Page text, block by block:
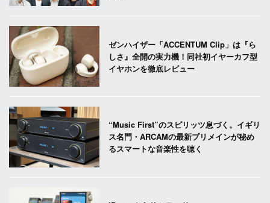
ゼンハイザー「ACCENTUM Clip」は『ら
しさ』全開の実力機！同社初イヤーカフ型
イヤホンを徹底レビュー
“Music First”のスピリッツ息づく。イギリ
ス名門・ARCAMの最新プリメインが秘め
るスマートな音楽性を聴く